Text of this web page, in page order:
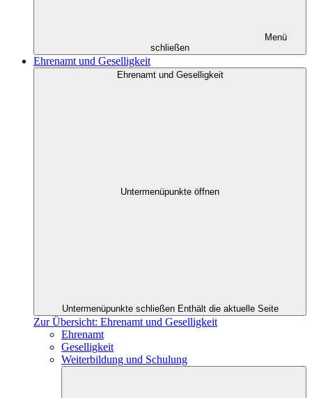
Menü
schließen
Ehrenamt und Geselligkeit
Ehrenamt und Geselligkeit
Untermenüpunkte öffnen
Untermenüpunkte schließen Enthält die aktuelle Seite
Zur Übersicht: Ehrenamt und Geselligkeit
Ehrenamt
Geselligkeit
Weiterbildung und Schulung